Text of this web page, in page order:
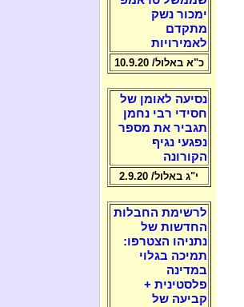
ימכור נשק
מתקדם
לאמירויות
כ"א באלול/ 10.9.20
נסיעה לאומן של
חסידי רבי נחמן
תגביר את מספר
נפגעי נגיף
הקורונה
י"ג באלול/ 2.9.20
לרשימת החבלות
החדשות של
נתניהו הצטרפו:
תמיכה בגלוי
במדינה
פלסטינית +
קביעה של